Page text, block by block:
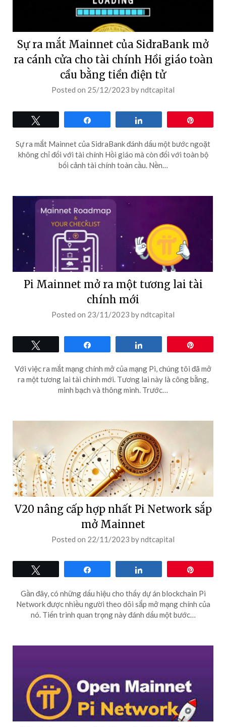
Sự ra mắt Mainnet của SidraBank mở
ra cánh cửa cho tài chính Hồi giáo toàn
cầu bằng tiền điện tử
Posted on 25/12/2023 byndtcapital
Sự ra mắt Mainnet của SidraBank đánh dấu một bước ngoặt
không chỉ đối với tài chính Hồi giáo mà còn đối với toàn bộ
bối cảnh tài chính toàn cầu. Nền…
Pi Mainnet mở ra một tương lai tài
chính mới
Posted on 23/11/2023 byndtcapital
Với việc ra mắt mạng chính mở của mạng Pi, chúng tôi đã mở
ra một tương lai tài chính mới. Tương lai này là công bằng,
minh bạch và thông minh. Trước…
V20 nâng cấp hợp nhất Pi Network sắp
mở Mainnet
Posted on 22/11/2023 byndtcapital
Gần đây, có những dấu hiệu cho thấy dự án blockchain Pi
Network được nhiều người theo dõi sắp mở mạng chính của
nó. Tiến trình quan trọng này đánh dấu một bước…